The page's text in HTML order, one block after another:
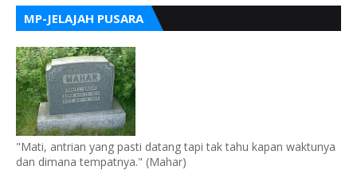
MP-JELAJAH PUSARA
"Mati, antrian yang pasti datang tapi tak tahu kapan waktunya
dan dimana tempatnya." (Mahar)